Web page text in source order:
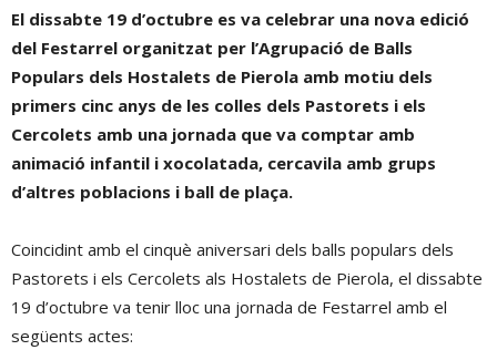
El dissabte 19 d’octubre es va celebrar una nova edició
del Festarrel organitzat per l’Agrupació de Balls
Populars dels Hostalets de Pierola amb motiu dels
primers cinc anys de les colles dels Pastorets i els
Cercolets amb una jornada que va comptar amb
animació infantil i xocolatada, cercavila amb grups
d’altres poblacions i ball de plaça.
Coincidint amb el cinquè aniversari dels balls populars dels
Pastorets i els Cercolets als Hostalets de Pierola, el dissabte
19 d’octubre va tenir lloc una jornada de Festarrel amb el
següents actes: